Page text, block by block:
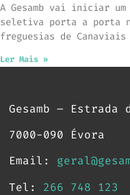
A Gesamb vai iniciar
seletiva porta a porta
freguesias de Canaviais
Ler Mais »
Gesamb – Estrada
7000-090 Évora
Email:
Tel: 266 748 123